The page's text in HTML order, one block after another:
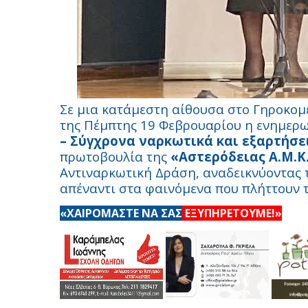
Σε μια κατάμεστη αίθουσα στο
της Πέμπτης 19 Φεβρουαρίου η
– Σύγχρονα ναρκωτικά και
πρωτοβουλία της «Αστερόδειας
Αντιναρκωτική Δράση, αναδεικνύοντας
απέναντι στα φαινόμενα που πλήττουν
«ΧΑΙΡΟΜΑΣΤΕ ΝΑ ΣΑΣ ΕΞΥΠΗΡΕΤΟΥΜΕ!»